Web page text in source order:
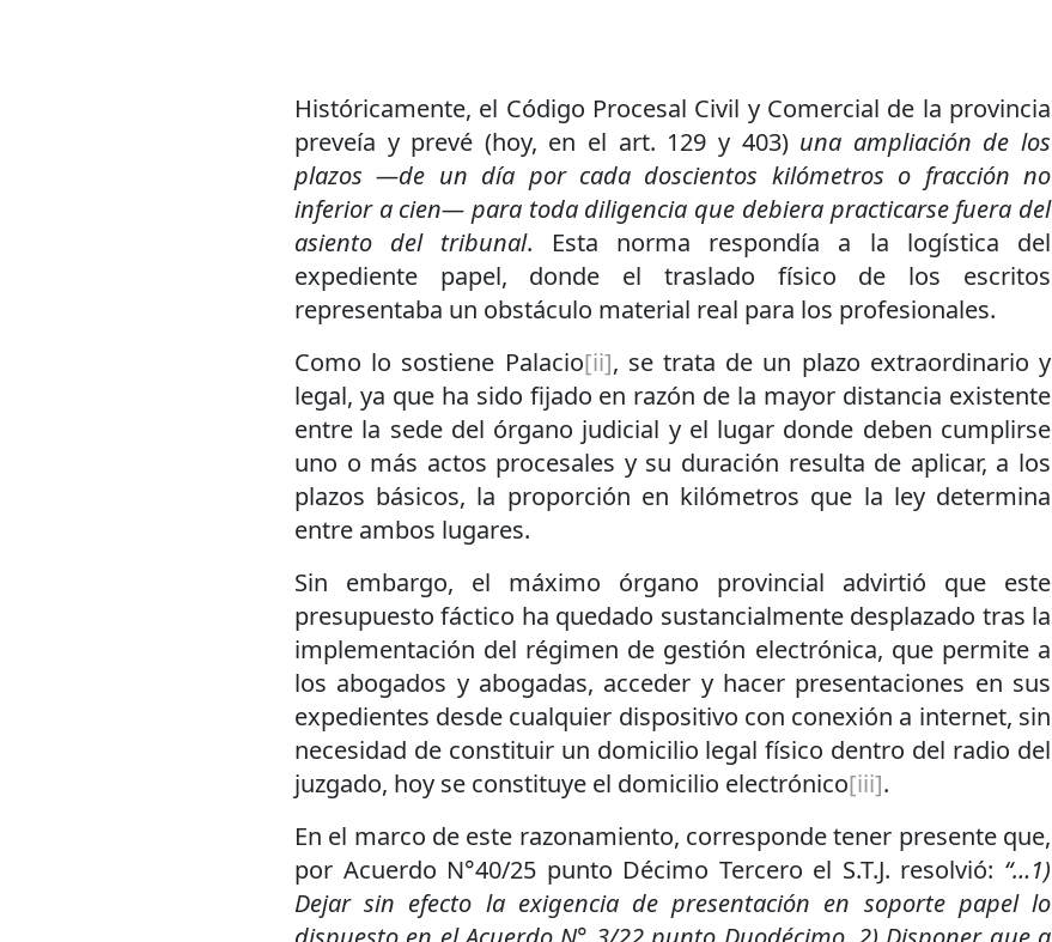
Históricamente, el Código Procesal Civil y Comercial de la provincia
preveía y prevé (hoy, en el art. 129 y 403) una ampliación de los
plazos —de un día por cada doscientos kilómetros o fracción no
inferior a cien— para toda diligencia que debiera practicarse fuera del
asiento del tribunal. Esta norma respondía a la logística del
expediente papel, donde el traslado físico de los escritos
representaba un obstáculo material real para los profesionales.
Como lo sostiene Palacio[ii], se trata de un plazo extraordinario y
legal, ya que ha sido fijado en razón de la mayor distancia existente
entre la sede del órgano judicial y el lugar donde deben cumplirse
uno o más actos procesales y su duración resulta de aplicar, a los
plazos básicos, la proporción en kilómetros que la ley determina
entre ambos lugares.
Sin embargo, el máximo órgano provincial advirtió que este
presupuesto fáctico ha quedado sustancialmente desplazado tras la
implementación del régimen de gestión electrónica, que permite a
los abogados y abogadas, acceder y hacer presentaciones en sus
expedientes desde cualquier dispositivo con conexión a internet, sin
necesidad de constituir un domicilio legal físico dentro del radio del
juzgado, hoy se constituye el domicilio electrónico[iii].
En el marco de este razonamiento, corresponde tener presente que,
por Acuerdo N°40/25 punto Décimo Tercero el S.T.J. resolvió: “…1)
Dejar sin efecto la exigencia de presentación en soporte papel lo